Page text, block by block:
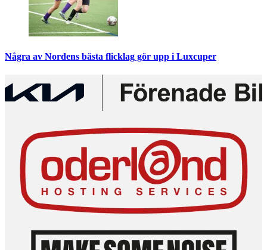
Några av Nordens bästa flicklag gör upp i Luxcuper